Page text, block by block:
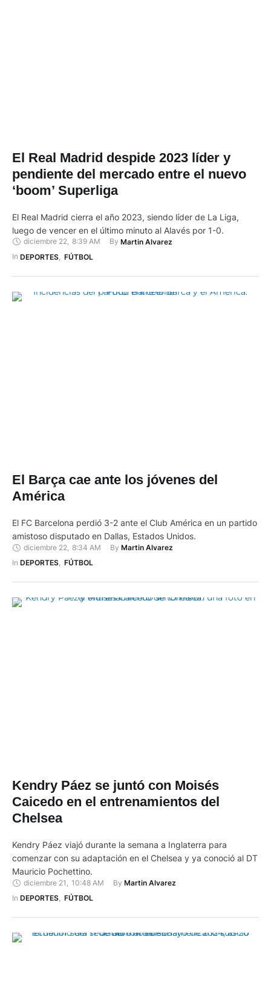
El Real Madrid despide 2023 líder y
pendiente del mercado entre el nuevo
‘boom’ Superliga
El Real Madrid cierra el año 2023, siendo líder de La Liga,
luego de vencer en el último minuto al Alavés por 1-0.
diciembre 22, 8:39 AM By Martin Alvarez
In DEPORTES, FÚTBOL
El Barça cae ante los jóvenes del
América
El FC Barcelona perdió 3-2 ante el Club América en un partido
amistoso disputado en Dallas, Estados Unidos.
diciembre 22 8:34 AM By Martin Alvarez
In DEPORTES, FÚTBOL
Kendry Páez se juntó con Moisés
Caicedo en el entrenamientos del
Chelsea
Kendry Páez viajó durante la semana a Inglaterra para
comenzar con su adaptación en el Chelsea y ya conoció al DT
Mauricio Pochettino.
diciembre 21 10:48 AM By Martin Alvarez
In DEPORTES, FÚTBOL